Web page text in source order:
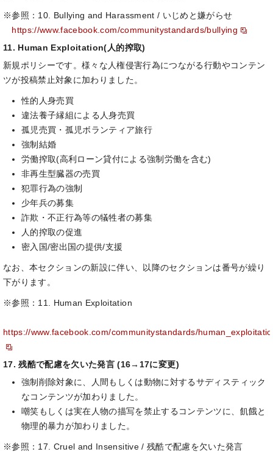
※参照：10. Bullying and Harassment / いじめと嫌がらせ
https://www.facebook.com/communitystandards/bullying
11. Human Exploitation(人的搾取)
新規ポリシーです。様々な人権侵害行為につながる行動やコンテン
ツが投稿禁止対象に加わりました。
性的人身売買
違法養子縁組による人身売買
孤児売買・孤児ボランティア旅行
強制結婚
労働搾取(高利ローン貸付による強制労働を含む)
非再生型臓器の売買
犯罪行為の強制
少年兵の募集
詐欺・不正行為等の犠牲者の募集
人的搾取の促進
密入国/密出国の提供/支援
なお、本セクションの新設に伴い、以降のセクションは番号が繰り
下がります。
※参照：11. Human Exploitation
https://www.facebook.com/communitystandards/
17. 残酷で配慮を欠いた発言 (16→17に変更)
強制削除対象に、人間もしくは動物に対するサディスティック
なコンテンツが加わりました。
嘲笑もしくは実在人物の描写を禁止するコンテンツに、飢餓と
物理的暴力が加わりました。
※参照：17. Cruel and Insensitive / 残酷で配慮を欠いた発言